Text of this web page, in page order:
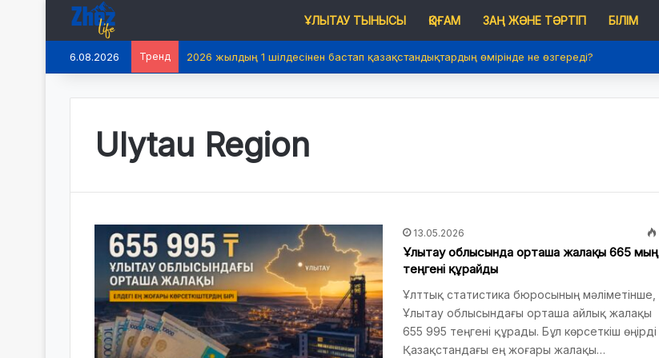
ҰЛЫТАУ ТЫНЫСЫ ҚОҒАМ ЗАҢ ЖӘНЕ ТӘРТІП БІЛІМ
6.08.2026 Тренд 2026 жылдың 1 шілдесінен бастап қазақстандықтардың өмірінде не өзгереді?
Ulytau Region
13.05.2026
Ұлытау облысында орташа жалақы 665 мың
теңгені құрайды
Ұлттық статистика бюросының мәліметінше,
Ұлытау облысындағы орташа айлық жалақы
655 995 теңгені құрады. Бұл көрсеткіш өңірді
Қазақстандағы ең жоғары жалақы…